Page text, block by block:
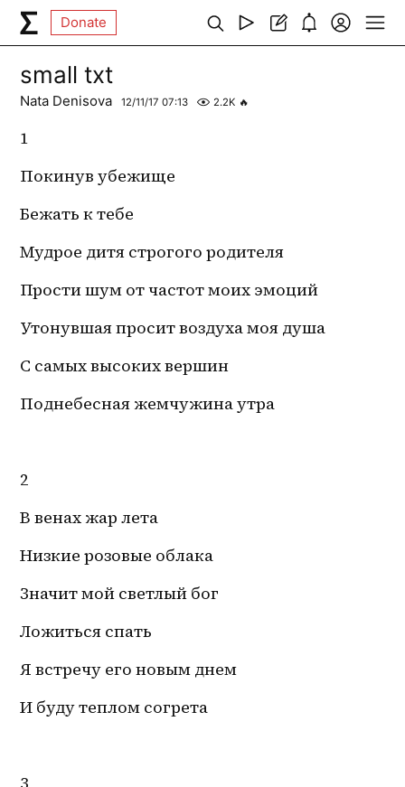
Donate
small txt
Nata Denisova 12/11/17 07:13 2.2K 🔥
1
Покинув убежище
Бежать к тебе
Мудрое дитя строгого родителя
Прости шум от частот моих эмоций
Утонувшая просит воздуха моя душа
С самых высоких вершин
Поднебесная жемчужина утра
2
В венах жар лета
Низкие розовые облака
Значит мой светлый бог
Ложиться спать
Я встречу его новым днем
И буду теплом согрета